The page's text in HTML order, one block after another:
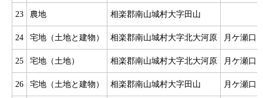
23 農地 相楽郡南山城村大字田山
24 宅地（土地と建物） 相楽郡南山城村大字北大河原 月ケ瀬口
25 宅地（土地） 相楽郡南山城村大字北大河原 月ケ瀬口
26 宅地（土地と建物） 相楽郡南山城村大字田山 月ケ瀬口